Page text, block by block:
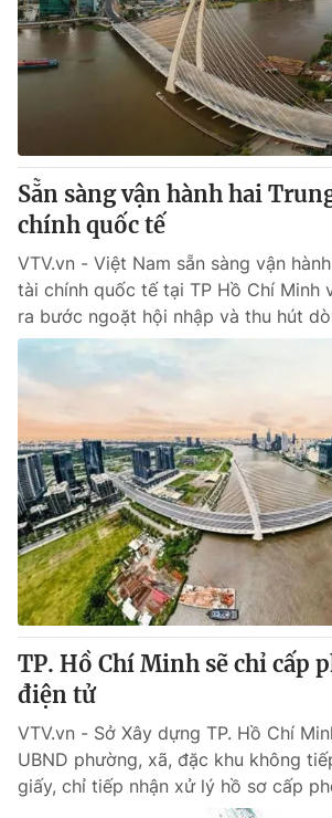
Cơ quan chủ quản:Đài Truyền hình Việt
Cơ quan báo chí:Thời báo VTV
Giấy phép hoạt động báo in và báo điện
cấp ngày 29/12/2023
Vũ Thanh Thủy
Phó Tổng Biên tập:Nguyễn Thị Mỹ Hạnh,
Nguyễn Trọng Ninh
Tổng đài VTV:024.38 355 931 - 024.38
Ðiện thoại Thời báo VTV:
024.66 897 897
Email:toasoan@vtv.vn
Liên hệ quảng cáo:024-7300.7108
® Cấm sao chép dưới mọi hình thức nếu
thuận bằng văn bản. Ghi rõ nguồn VTV.vn
thông tin từ website này.
Sẵn sàng vận hành hai
chính quốc tế
VTV.vn - Việt Nam sẵn sàng vận
tài chính quốc tế tại TP Hồ Chí Minh
ra bước ngoặt hội nhập và thu hút
TP. Hồ Chí Minh sẽ chỉ cấp
điện tử
VTV.vn - Sở Xây dựng TP. Hồ Chí
UBND phường, xã, đặc khu không
giấy, chỉ tiếp nhận xử lý hồ sơ cấp